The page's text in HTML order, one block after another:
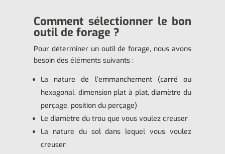
Comment sélectionner le bon
outil de forage ?
Pour déterminer un outil de forage, nous avons
besoin des éléments suivants :
La nature de l’emmanchement (carré ou
hexagonal, dimension plat à plat, diamètre du
perçage, position du perçage)
Le diamètre du trou que vous voulez creuser
La nature du sol dans lequel vous voulez
creuser